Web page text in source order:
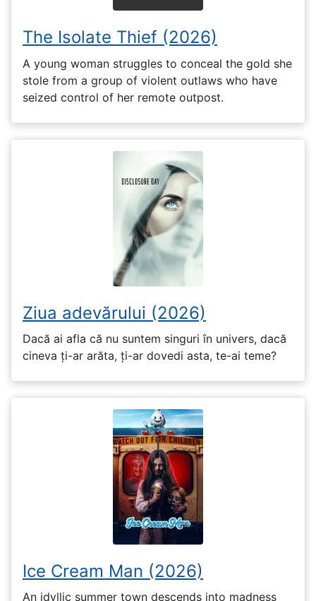
The Isolate Thief (2026)
A young woman struggles to conceal the gold she
stole from a group of violent outlaws who have
seized control of her remote outpost.
Ziua adevărului (2026)
Dacă ai afla că nu suntem singuri în univers, dacă
cineva ți-ar arăta, ți-ar dovedi asta, te-ai teme?
Ice Cream Man (2026)
An idyllic summer town descends into madness